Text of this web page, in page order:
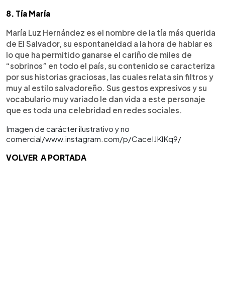
8. Tía María
María Luz Hernández es el nombre de la tía más querida
de El Salvador, su espontaneidad a la hora de hablar es
lo que ha permitido ganarse el cariño de miles de
“sobrinos” en todo el país, su contenido se caracteriza
por sus historias graciosas, las cuales relata sin filtros y
muy al estilo salvadoreño. Sus gestos expresivos y su
vocabulario muy variado le dan vida a este personaje
que es toda una celebridad en redes sociales.
Imagen de carácter ilustrativo y no
comercial/www.instagram.com/p/CaceIJKlKq9/
VOLVER A PORTADA